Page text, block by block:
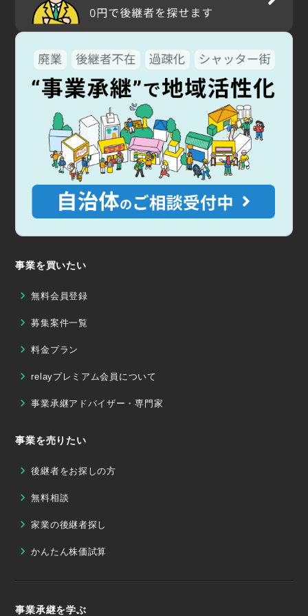
事業を買いたい
無料会員登録
募集案件一覧
料金プラン
relayプレミアム会員について
事業承継アドバイザー・専門家
事業を売りたい
後継者をお探しの方
無料相談
家業の後継者探し
かんたん株価試算
事業承継を学ぶ